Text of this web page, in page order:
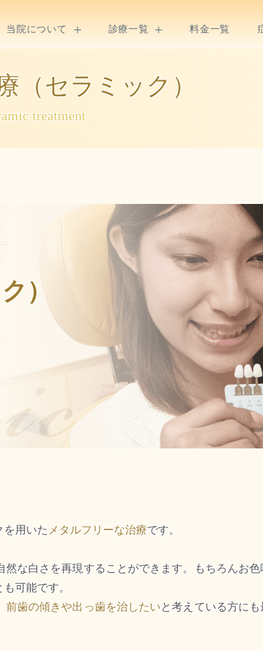
当院について 診療一覧 料金一覧
（セラミック）
treatment
）
を用いた メタルフリーな治療です。
な白さを再現することができます。もちろんお
可能です。
前歯の傾きや出っ歯を治したいと考えている方に